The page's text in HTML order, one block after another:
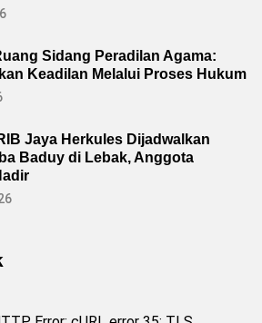
Sidang Peradilan Agama:
Keadilan Melalui Proses Hukum
Jaya Herkules Dijadwalkan
Baduy di Lebak, Anggota